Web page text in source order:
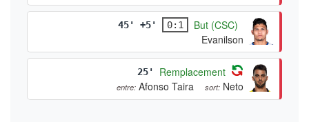
45' +5' 0:1
But (CSC)
Evanilson
25' Remplacement
entre: Afonso Taira sort: Neto